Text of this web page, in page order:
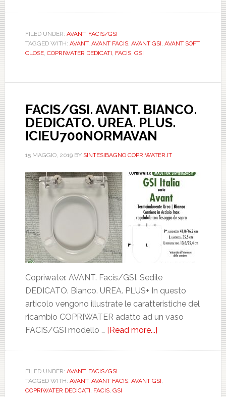
FACIS/
AVANT.
SOFT
CLOSE.
FILED UNDER: AVANT, FACIS/GSI
TAGGED WITH: AVANT, AVANT FACIS, AVANT GSI, AVANT SOFT
CLOSE, COPRIWATER DEDICATI, FACIS, GSI
FACIS/GSI. AVANT. BIANCO.
DEDICATO. UREA. PLUS.
ICIEU700NORMAVAN
15 MAGGIO, 2019BY SINTESIBAGNO COPRIWATER.IT
Copriwater. AVANT. Facis/GSI. Sedile
DEDICATO. Bianco. UREA. PLUS+ In questo
articolo vengono illustrate le caratteristiche del
ricambio COPRIWATER adatto ad un vaso
FACIS/GSI modello … [Read more...]
DEDICATO.
FILED UNDER: AVANT, FACIS/GSI
TAGGED WITH: AVANT, AVANT FACIS, AVANT GSI,
COPRIWATER DEDICATI, FACIS, GSI